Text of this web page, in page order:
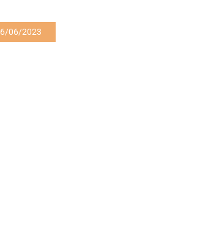
06/2023